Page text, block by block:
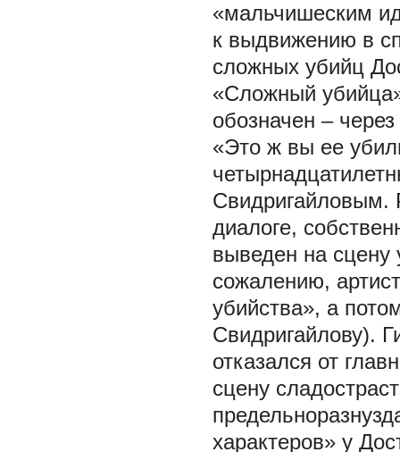
«мальчишеским
к выдвижению в
сложных убийц
«Сложный
обозначен –
«Это ж вы ее
Свидригайловым.
диалоге,
выведен на сцену
сожалению,
убийства», а
Свидригайлову).
отказался от
сцену
характеров» у